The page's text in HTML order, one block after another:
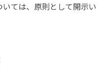
ては、原則として開示い